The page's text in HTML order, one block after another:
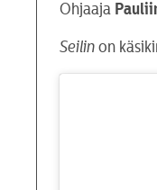
Ohjaaja
Seilinon